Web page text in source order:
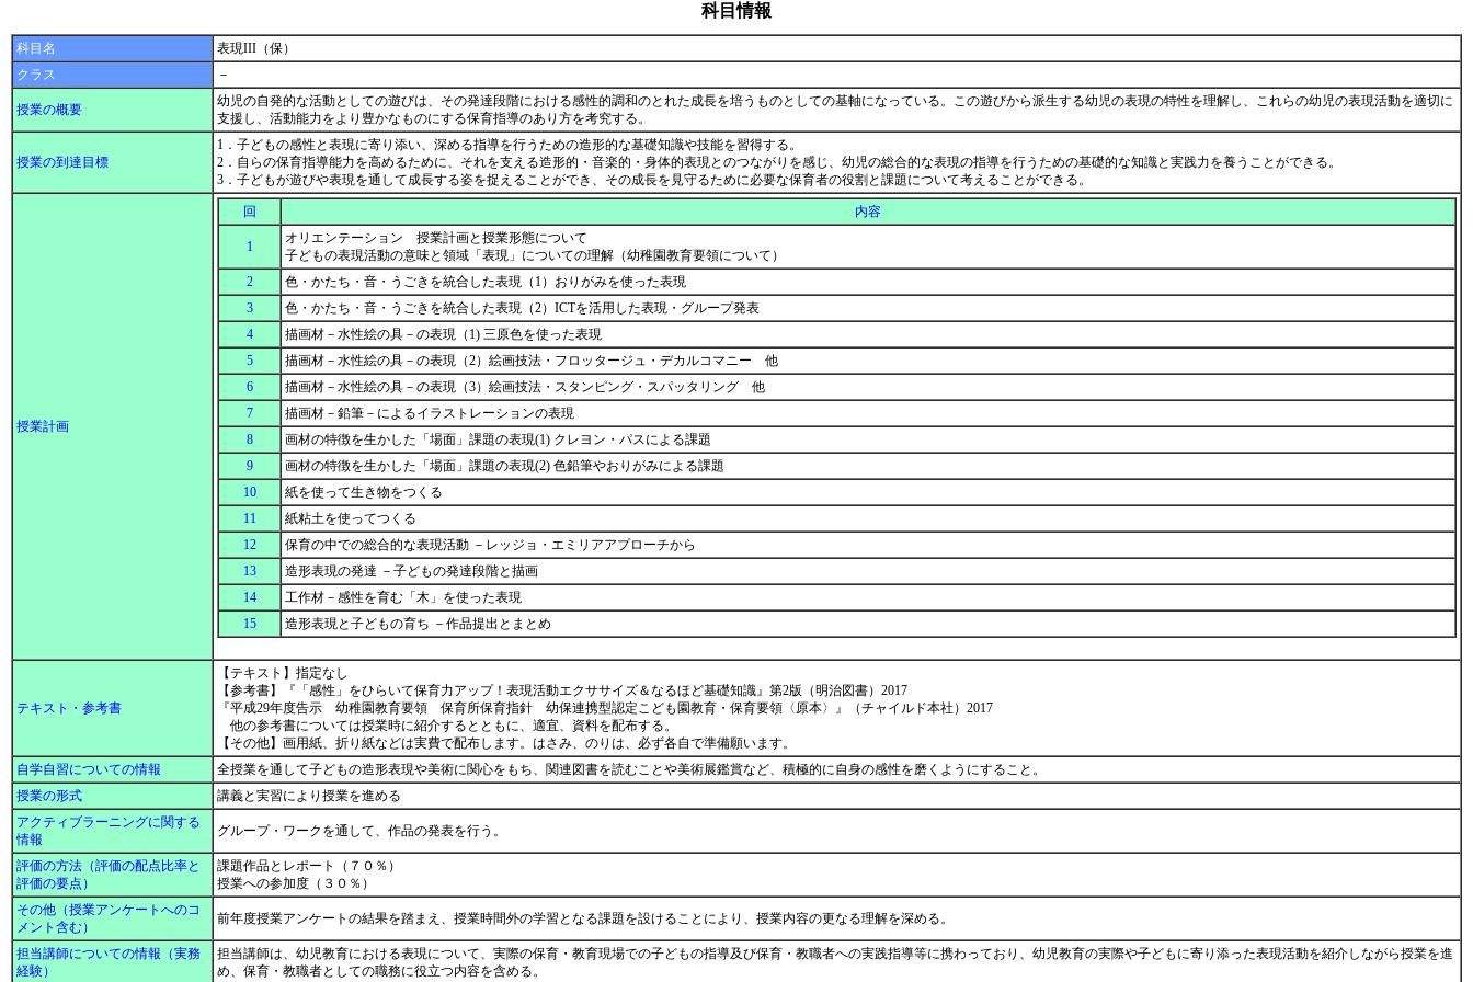
科目情報
科目名
表現III（保）
クラス
－
授業の概要
幼児の自発的な活動としての遊びは、その発達段階における感性的調和のとれた成長を培うものとしての基軸になっている。この遊びから派生する幼児の表現の特性を理解し、これらの幼児の表現活動を適切に
支援し、活動能力をより豊かなものにする保育指導のあり方を考究する。
授業の到達目標
1．子どもの感性と表現に寄り添い、深める指導を行うための造形的な基礎知識や技能を習得する。
2．自らの保育指導能力を高めるために、それを支える造形的・音楽的・身体的表現とのつながりを感じ、幼児の総合的な表現の指導を行うための基礎的な知識と実践力を養うことができる。
3．子どもが遊びや表現を通して成長する姿を捉えることができ、その成長を見守るために必要な保育者の役割と課題について考えることができる。
授業計画
回 内容
1
オリエンテーション 授業計画と授業形態について
子どもの表現活動の意味と領域「表現」についての理解（幼稚園教育要領について）
2
色・かたち・音・うごきを統合した表現（1）おりがみを使った表現
3
色・かたち・音・うごきを統合した表現（2）ICTを活用した表現・グループ発表
4
描画材－水性絵の具－の表現（1) 三原色を使った表現
5
描画材－水性絵の具－の表現（2）絵画技法・フロッタージュ・デカルコマニー 他
6
描画材－水性絵の具－の表現（3）絵画技法・スタンピング・スパッタリング 他
7
描画材－鉛筆－によるイラストレーションの表現
8
画材の特徴を生かした「場面」課題の表現(1) クレヨン・パスによる課題
9
画材の特徴を生かした「場面」課題の表現(2) 色鉛筆やおりがみによる課題
10
紙を使って生き物をつくる
11
紙粘土を使ってつくる
12
保育の中での総合的な表現活動 －レッジョ・エミリアアプローチから
13
造形表現の発達 －子どもの発達段階と描画
14
工作材－感性を育む「木」を使った表現
15
造形表現と子どもの育ち －作品提出とまとめ
テキスト・参考書
【テキスト】指定なし
【参考書】『「感性」をひらいて保育力アップ！表現活動エクササイズ＆なるほど基礎知識』第2版（明治図書）2017
『平成29年度告示 幼稚園教育要領 保育所保育指針 幼保連携型認定こども園教育・保育要領〈原本〉』（チャイルド本社）2017
他の参考書については授業時に紹介するとともに、適宜、資料を配布する。
【その他】画用紙、折り紙などは実費で配布します。はさみ、のりは、必ず各自で準備願います。
自学自習についての情報
全授業を通して子どもの造形表現や美術に関心をもち、関連図書を読むことや美術展鑑賞など、積極的に自身の感性を磨くようにすること。
授業の形式
講義と実習により授業を進める
アクティブラーニングに関する
情報
グループ・ワークを通して、作品の発表を行う。
評価の方法（評価の配点比率と
評価の要点）
課題作品とレポート（７０％）
授業への参加度（３０％）
その他（授業アンケートへのコ
メント含む）
前年度授業アンケートの結果を踏まえ、授業時間外の学習となる課題を設けることにより、授業内容の更なる理解を深める。
担当講師についての情報（実務
経験）
担当講師は、幼児教育における表現について、実際の保育・教育現場での子どもの指導及び保育・教職者への実践指導等に携わっており、幼児教育の実際や子どもに寄り添った表現活動を紹介しながら授業を進
め、保育・教職者としての職務に役立つ内容を含める。